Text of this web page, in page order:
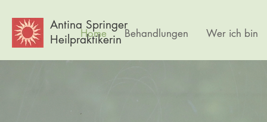
Antina Springer
Heilpraktikerin
Home Behandlungen Wer ich bin